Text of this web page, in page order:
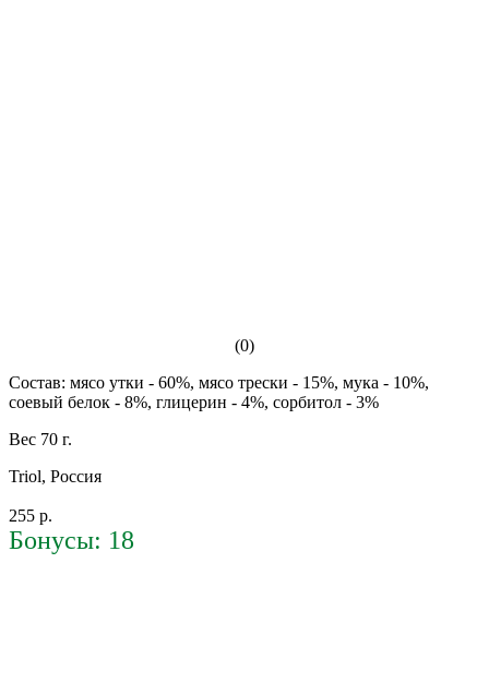
(0)
Состав: мясо утки - 60%, мясо трески - 15%, мука - 10%,
соевый белок - 8%, глицерин - 4%, сорбитол - 3%
Вес 70 г.
Triol, Россия
255 р.
Бонусы: 18